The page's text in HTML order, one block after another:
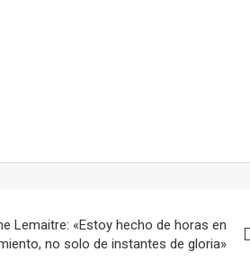
Lemaitre: «Estoy hecho de horas en
no solo de instantes de gloria»